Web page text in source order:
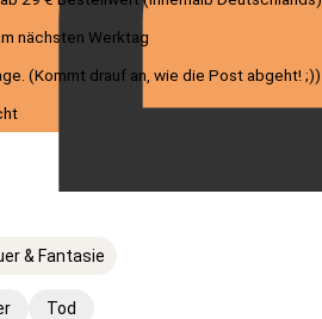
nächsten Werktag
(Kommt drauf an, wie die Post abgeht! ;))
& Fantasie
Tod